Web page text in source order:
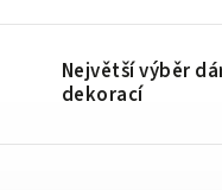
Největší výběr
dekorací